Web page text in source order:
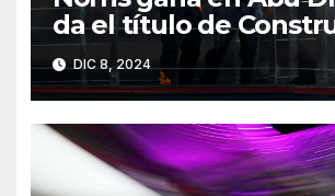
da el título de
2024 a McLaren
DIC 8, 2024